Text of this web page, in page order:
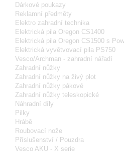
Dárkové poukazy
Reklamní předměty
Elektro zahradní technika
Elektrická pila Oregon CS1400
Elektrická pila Oregon CS1500 s
Elektrická vyvětvovací pila PS750
Vesco/Archman - zahradní nářadí
Zahradní nůžky
Zahradní nůžky na živý plot
Zahradní nůžky pákové
Zahradní nůžky teleskopické
Náhradní díly
Pilky
Hrábě
Roubovací nože
Příslušenství / Pouzdra
Vesco AKU - X serie